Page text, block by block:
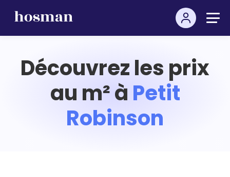
Découvrez les prix
au m² à Petit
Robinson